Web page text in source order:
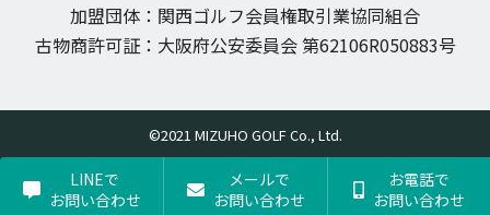
加盟団体：関西ゴルフ会員権取引業協同組合
古物商許可証：大阪府公安委員会 第62106R050883号
©2021 MIZUHO GOLF Co., Ltd.
LINEで
お問い合わせ
メールで
お問い合わせ
お電話で
お問い合わせ